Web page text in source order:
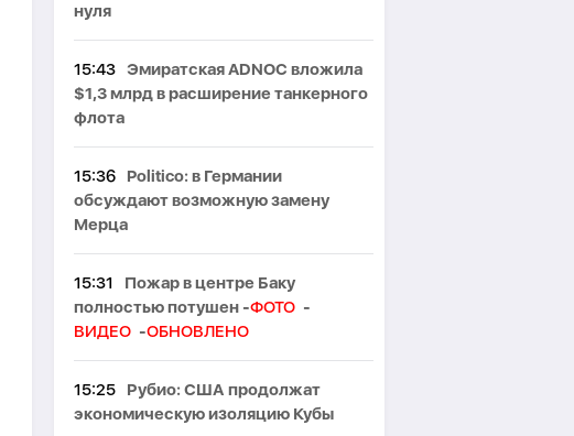
нуля
15:43
Эмиратская ADNOC вложила
$1,3 млрд в расширение танкерного
флота
15:36
Politico: в Германии
обсуждают возможную замену
Мерца
15:31
Пожар в центре Баку
полностью потушен -ФОТО -
ВИДЕО -ОБНОВЛЕНО
15:25
Рубио: США продолжат
экономическую изоляцию Кубы